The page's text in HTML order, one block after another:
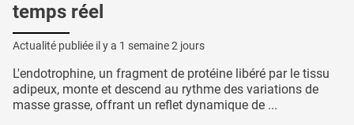
temps réel
Actualité publiée il y a 1 semaine 2 jours
L'endotrophine, un fragment de protéine libéré par le tissu
adipeux, monte et descend au rythme des variations de
masse grasse, offrant un reflet dynamique de ...